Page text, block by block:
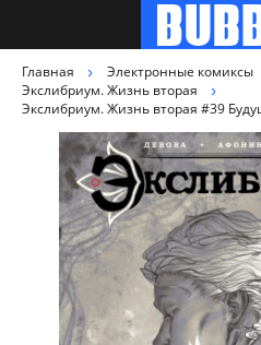
Главная
Электронные комиксы
Экслибриум. Жизнь вторая
Экслибриум. Жизнь вторая #39